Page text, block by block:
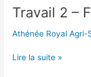
Travail 2 –
Athénée Royal Agri-
Travail
Lire la suite »